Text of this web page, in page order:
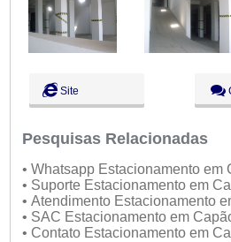
Site
Pesquisas Relacionadas
• Whatsapp Estacionamento em
• Suporte Estacionamento em
• Atendimento Estacionamento
• SAC Estacionamento em
• Contato Estacionamento em